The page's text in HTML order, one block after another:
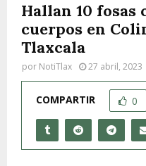
Hallan 10 fosas
cuerpos en
Tlaxcala
por NotiTlax 27 abril, 2023
COMPARTIR 0